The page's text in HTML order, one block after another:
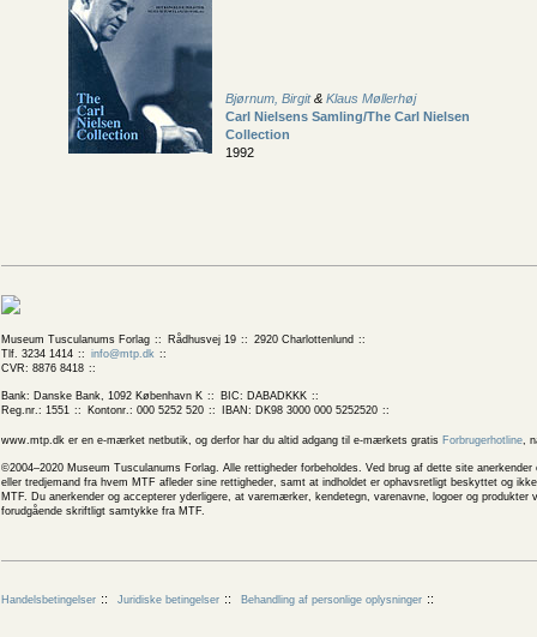
Bjørnum, Birgit& Klaus Møllerhøj
Carl Nielsens Samling/The Carl Nielsen
Collection
1992
Museum Tusculanums Forlag Rådhusvej 19
2920 Charlottenlund
Tlf. 3234 1414
info@mtp.dk
CVR: 8876 8418
Bank: Danske Bank, 1092 København K
BIC: DABADKKK
Reg.nr.: 1551
Kontonr.: 000 5252 520 IBAN: DK98 3000 000 5252520
www.mtp.dk er en e-mærket netbutik, og derfor har du altid adgang til e-mærkets gratis Forbrugerhotline,
©2004–2020 Museum Tusculanums Forlag. Alle rettigheder forbeholdes. Ved brug af dette site
eller tredjemand fra hvem MTF afleder sine rettigheder, samt at indholdet er ophavsretligt beskyttet og
MTF. Du anerkender og accepterer yderligere, at varemærker, kendetegn, varenavne, logoer og
forudgående skriftligt samtykke fra MTF.
Handelsbetingelser Juridiske betingelser Behandling af personlige oplysninger